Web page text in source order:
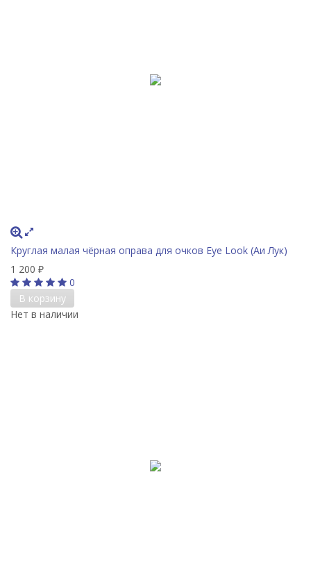
Круглая малая чёрная оправа для очков Eye Look (Аи Лук)
1 200 ₽
0
В корзину
Нет в наличии